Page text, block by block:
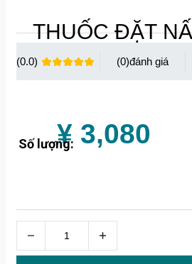
(0)
(0.0)
¥ 3,080
THUỐC ĐẶT
Số lượng: